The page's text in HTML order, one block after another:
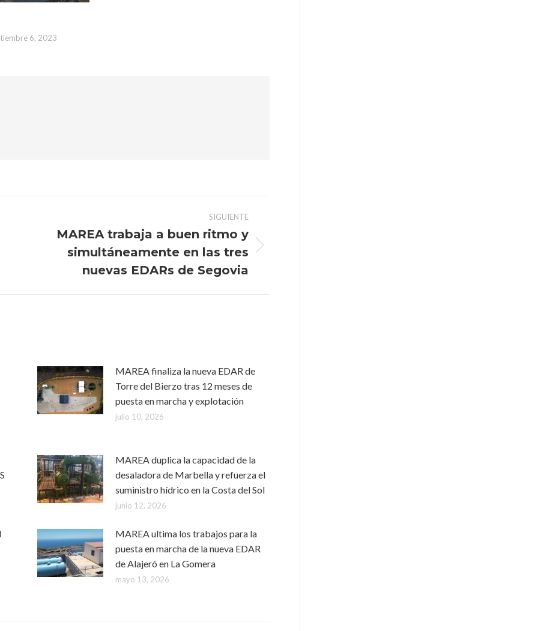
6, 2023
SIGUIENTE
Publicación
MAREA trabaja a buen ritmo y
simultáneamente en las tres
nuevas EDARs de Segovia
MAREA finaliza la nueva EDAR de
Torre del Bierzo tras 12 meses de
puesta en marcha y explotación
julio 10, 2026
MAREA duplica la capacidad de la
desaladora de Marbella y refuerza el
suministro hídrico en la Costa del Sol
junio 12, 2026
MAREA ultima los trabajos para la
puesta en marcha de la nueva EDAR
de Alajeró en La Gomera
mayo 13, 2026